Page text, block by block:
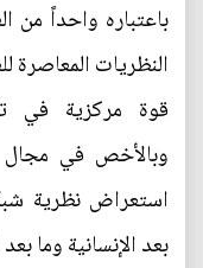
باعتباره واحداً من
النظريات المعاصرة
قوة مركزية في
وبالأخص في مجال
استعراض نظرية
بعد الإنسانية وما